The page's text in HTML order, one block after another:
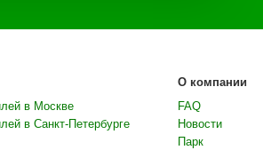
в Москве
в Санкт-Петербурге
О компании
FAQ
Новости
Парк